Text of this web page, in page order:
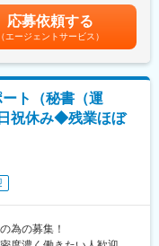
員一人一人に幅広い役割
様々なことに興味・関
す。
年に設立しました。店舗
よび建築事業、開発型の
新
ヒューリックグループに
。
。
月給(月額)は固定手当を含
応募依頼する
（エージェントサービス）
ト（秘書（運
祝休み◆残業ほぼ
為の募集！